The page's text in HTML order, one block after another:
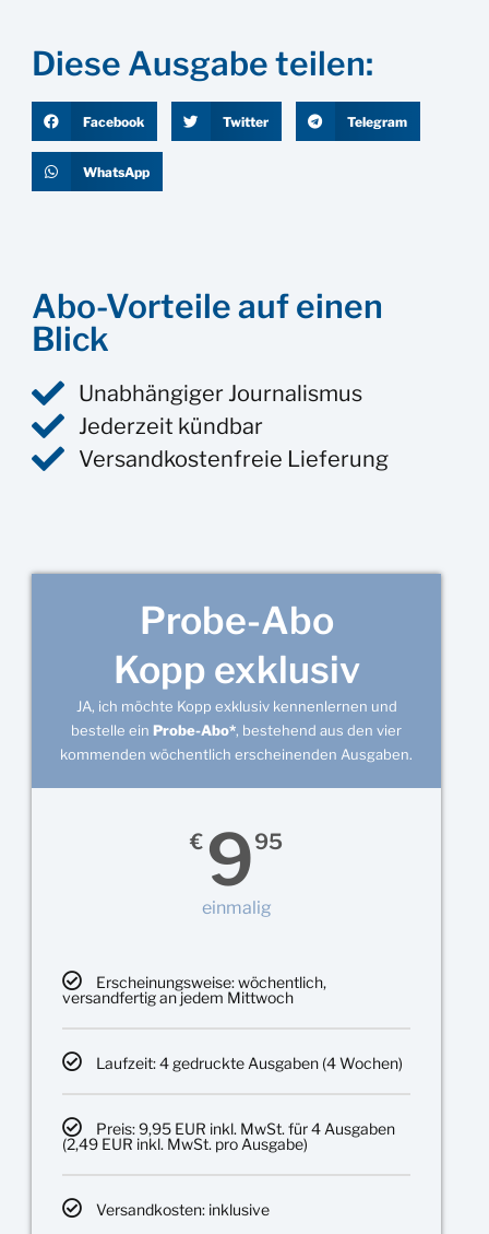
Diese Ausgabe teilen:
Facebook Twitter Telegram
WhatsApp
Abo-Vorteile auf einen
Blick
Unabhängiger Journalismus
Jederzeit kündbar
Versandkostenfreie Lieferung
Probe-Abo
Kopp exklusiv
JA, ich möchte Kopp exklusiv kennenlernen und
bestelle einProbe-Abo*, bestehend aus den vier
kommenden wöchentlich erscheinenden Ausgaben.
€ 995
einmalig
Erscheinungsweise: wöchentlich,
versandfertig an jedem Mittwoch
Laufzeit: 4 gedruckte Ausgaben (4 Wochen)
Preis: 9,95 EUR inkl. MwSt. für 4 Ausgaben
(2,49 EUR inkl. MwSt. pro Ausgabe)
Versandkosten: inklusive